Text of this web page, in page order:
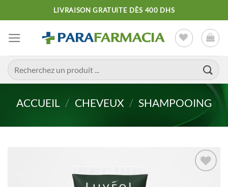
au
contenu
LIVRAISON GRATUITE DÈS 400 DHS
Recherche
pour :
ACCUEIL / CHEVEUX / SHAMPOOING